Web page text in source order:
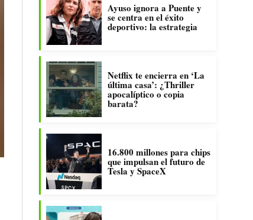
Ayuso ignora a Puente y
se centra en el éxito
deportivo: la estrategia
Netflix te encierra en ‘La
última casa’: ¿Thriller
apocalíptico o copia
barata?
16.800 millones para chips
que impulsan el futuro de
Tesla y SpaceX